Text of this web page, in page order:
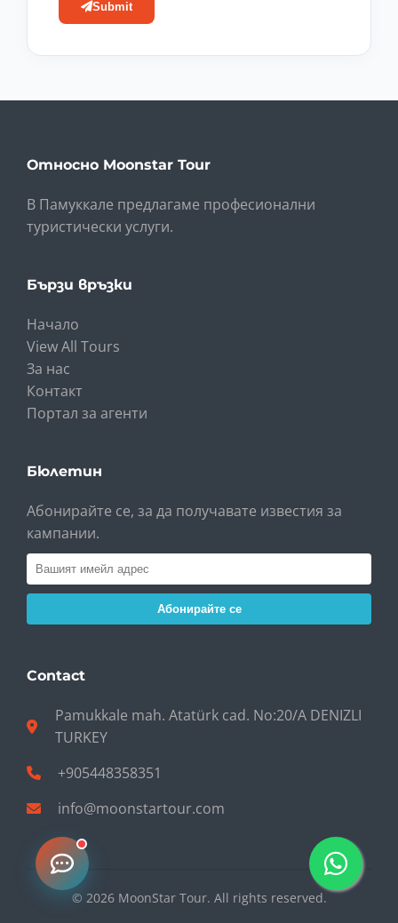
Submit
Относно Moonstar Tour
В Памуккале предлагаме професионални
туристически услуги.
Бързи връзки
Начало
View All Tours
За нас
Контакт
Портал за агенти
Бюлетин
Абонирайте се, за да получавате известия за
кампании.
Абонирайте се
Contact
Pamukkale mah. Atatürk cad. No:20/A DENIZLI
TURKEY
+905448358351
info@moonstartour.com
© 2026 MoonStar Tour. All rights reserved.